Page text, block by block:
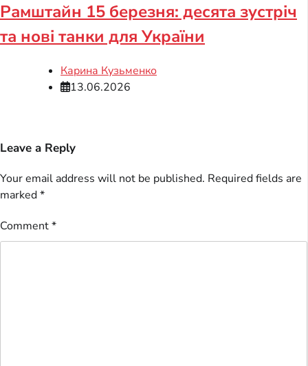
Рамштайн 15 березня: десята зустріч
та нові танки для України
Карина Кузьменко
13.06.2026
Leave a Reply
Your email address will not be published. Required fields are
marked*
Comment*